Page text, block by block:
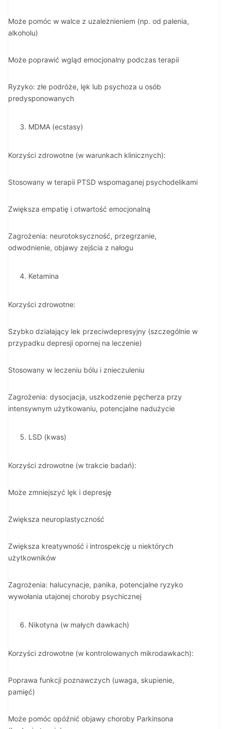
Może pomóc w walce z uzależnieniem (np. od palenia,
alkoholu)
Może poprawić wgląd emocjonalny podczas terapii
Ryzyko: złe podróże, lęk lub psychoza u osób
predysponowanych
MDMA (ecstasy)
Korzyści zdrowotne (w warunkach klinicznych):
Stosowany w terapii PTSD wspomaganej psychodelikami
Zwiększa empatię i otwartość emocjonalną
Zagrożenia: neurotoksyczność, przegrzanie,
odwodnienie, objawy zejścia z nałogu
Ketamina
Korzyści zdrowotne:
Szybko działający lek przeciwdepresyjny (szczególnie w
przypadku depresji opornej na leczenie)
Stosowany w leczeniu bólu i znieczuleniu
Zagrożenia: dysocjacja, uszkodzenie pęcherza przy
intensywnym użytkowaniu, potencjalne nadużycie
LSD (kwas)
Korzyści zdrowotne (w trakcie badań):
Może zmniejszyć lęk i depresję
Zwiększa neuroplastyczność
Zwiększa kreatywność i introspekcję u niektórych
użytkowników
Zagrożenia: halucynacje, panika, potencjalne ryzyko
wywołania utajonej choroby psychicznej
Nikotyna (w małych dawkach)
Korzyści zdrowotne (w kontrolowanych mikrodawkach):
Poprawa funkcji poznawczych (uwaga, skupienie,
pamięć)
Może pomóc opóźnić objawy choroby Parkinsona